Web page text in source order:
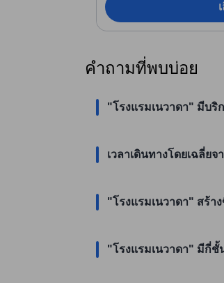
คำถามที่พบบ่อย
"โรงแรมเนวาดา" มีบริ
เวลาเดินทางโดยเฉลี่ย
"โรงแรมเนวาดา" สร้า
"โรงแรมเนวาดา" มีกี่ชั้